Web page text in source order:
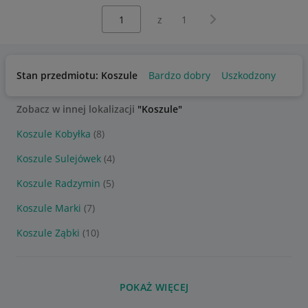
z 1 Następna strona
Stan przedmiotu: Koszule Bardzo dobry Uszkodzony
Zobacz w innej lokalizacji "Koszule"
Koszule Kobyłka (8)
Koszule Sulejówek (4)
Koszule Radzymin (5)
Koszule Marki (7)
Koszule Ząbki (10)
POKAŻ WIĘCEJ